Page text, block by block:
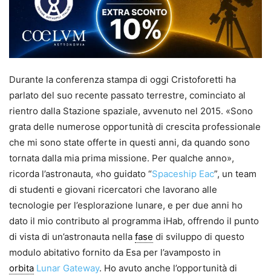
Durante la conferenza stampa di oggi Cristoforetti ha
parlato del suo recente passato terrestre, cominciato al
rientro dalla Stazione spaziale, avvenuto nel 2015. «Sono
grata delle numerose opportunità di crescita professionale
che mi sono state offerte in questi anni, da quando sono
tornata dalla mia prima missione. Per qualche anno»,
ricorda l’astronauta, «ho guidato “Spaceship Eac”, un team
di studenti e giovani ricercatori che lavorano alle
tecnologie per l’esplorazione lunare, e per due anni ho
dato il mio contributo al programma iHab, offrendo il punto
di vista di un’astronauta nella fase di sviluppo di questo
modulo abitativo fornito da Esa per l’avamposto in
orbita Lunar Gateway. Ho avuto anche l’opportunità di